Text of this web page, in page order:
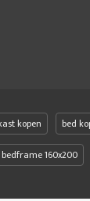
kopen bed
160x200